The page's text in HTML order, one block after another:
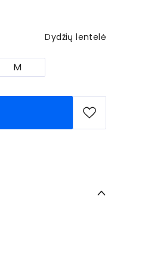
Dydžių lentelė
M